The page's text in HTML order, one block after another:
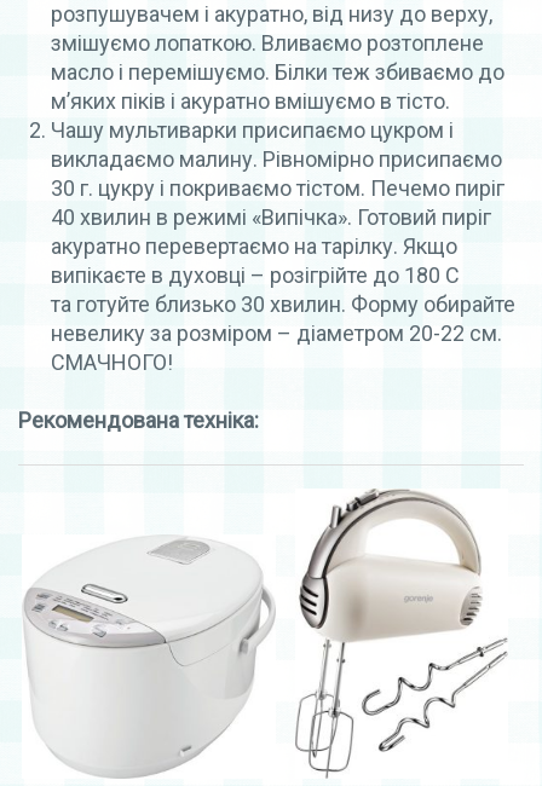
розпушувачем і акуратно, від низу до верху,
змішуємо лопаткою. Вливаємо розтоплене
масло і перемішуємо. Білки теж збиваємо до
м’яких піків і акуратно вмішуємо в тісто.
Чашу мультиварки присипаємо цукром і
викладаємо малину. Рівномірно присипаємо
30 г. цукру і покриваємо тістом. Печемо пиріг
40 хвилин в режимі «Випічка». Готовий пиріг
акуратно перевертаємо на тарілку. Якщо
випікаєте в духовці – розігрійте до 180 С
та готуйте близько 30 хвилин. Форму обирайте
невелику за розміром – діаметром 20-22 см.
СМАЧНОГО!
Рекомендована техніка: